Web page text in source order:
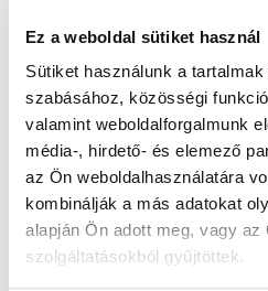
Ez a weboldal sütiket használ
Sütiket használunk a
szabásához, közösségi
valamint weboldalforgalmunk
média-, hirdető- és elemező
az Ön weboldalhasználatára
kombinálják a más adatokat
alapján Ön adott meg, vagy az
szolgáltatásokból gyűjtöttek.
szakképesítés online